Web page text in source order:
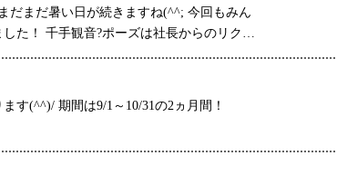
だまだ暑い日が続きますね(^^; 今回もみん
た！ 千手観音?ポーズは社長からのリク…
す(^^)/ 期間は9/1～10/31の2ヵ月間！